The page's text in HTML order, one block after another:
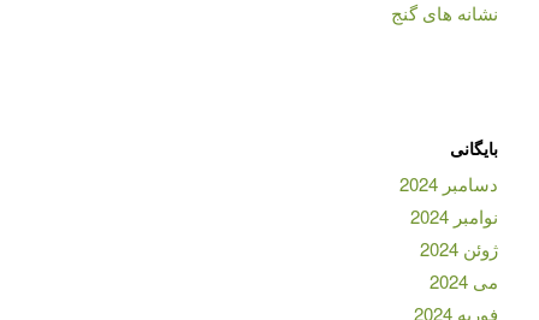
نشانه های گنج
بایگانی
دسامبر 2024
نوامبر 2024
ژوئن 2024
می 2024
فوریه 2024